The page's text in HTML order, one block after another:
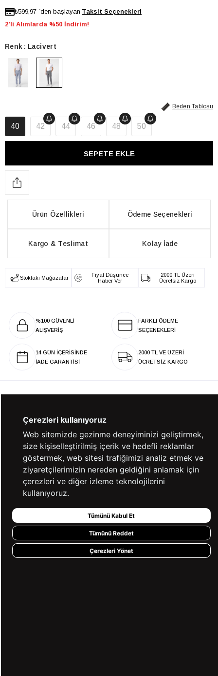
₺599,97 `den başlayan
2'li Alımlarda %50 İndirim!
Renk Lacivert
Beden Tablosu
40 42 44 46 48 50
Ürün Özellikleri Ödeme Seçenekleri
Kargo & Teslimat Kolay İade
Stoktaki Mağazalar
Fiyat Düşünce
Haber Ver
2000 TL Üzeri
Ücretsiz Kargo
%100 GÜVENLİ
ALIŞVERİŞ
FARKLI ÖDEME
SEÇENEKLERİ
14 GÜN İÇERİSİNDE
İADE GARANTİSİ
2000 TL VE ÜZERİ
ÜCRETSİZ KARGO
KATEGORİLER
YARDIM
BİZE ULAŞIN
HIZLI ERİŞİM
Çerezleri kullanıyoruz
Web sitemizde gezinme deneyiminizi geliştirmek,
size kişiselleştirilmiş içerik ve hedefli reklamlar
göstermek, web sitesi trafiğimizi analiz etmek ve
ziyaretçilerimizin nereden geldiğini anlamak için
çerezleri ve diğer izleme teknolojilerini
kullanıyoruz.
Tümünü Kabul Et
Tümünü Reddet
Çerezleri Yönet